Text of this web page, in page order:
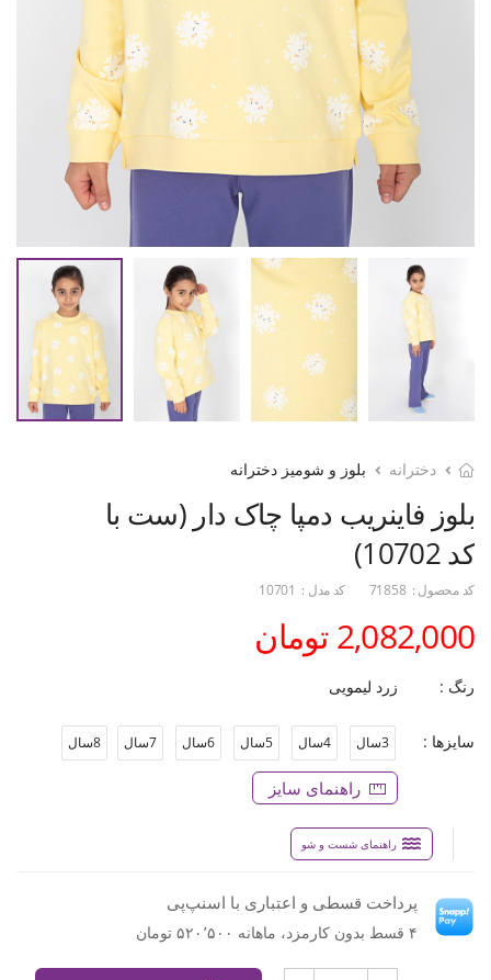
دخترانه بلوز و شومیز دخترانه
بلوز فاینریب دمپا چاک دار (ست با
کد 10702)
کد محصول : 71858 کد مدل : 10701
2,082,000 تومان
رنگ : زرد لیمویی
سایزها : 3سال 4سال 5سال 6سال 7سال 8سال
راهنمای سایز
راهنمای شست و شو
پرداخت قسطی و اعتباری با اسنپ‌پی
۴ قسط بدون کارمزد، ماهانه ۵۲۰٬۵۰۰ تومان